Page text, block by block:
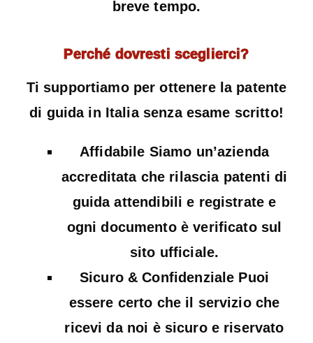
breve tempo.
Perché dovresti sceglierci?
Ti supportiamo per ottenere la patente
di guida in Italia senza esame scritto!
Affidabile Siamo un’azienda
accreditata che rilascia patenti di
guida attendibili e registrate e
ogni documento è verificato sul
sito ufficiale.
Sicuro & Confidenziale Puoi
essere certo che il servizio che
ricevi da noi è sicuro e riservato